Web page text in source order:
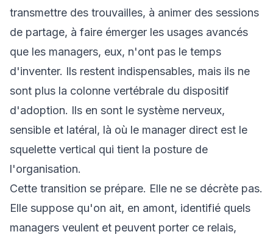
transmettre des trouvailles, à animer des sessions
de partage, à faire émerger les usages avancés
que les managers, eux, n'ont pas le temps
d'inventer. Ils restent indispensables, mais ils ne
sont plus la colonne vertébrale du dispositif
d'adoption. Ils en sont le système nerveux,
sensible et latéral, là où le manager direct est le
squelette vertical qui tient la posture de
l'organisation.
Cette transition se prépare. Elle ne se décrète pas.
Elle suppose qu'on ait, en amont, identifié quels
managers veulent et peuvent porter ce relais,